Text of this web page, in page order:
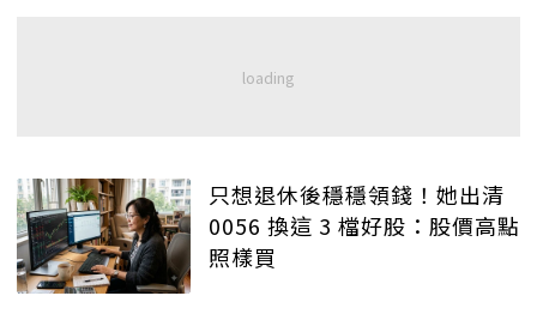
只想退休後穩穩領錢！她出清
0056 換這 3 檔好股：股價高點
照樣買